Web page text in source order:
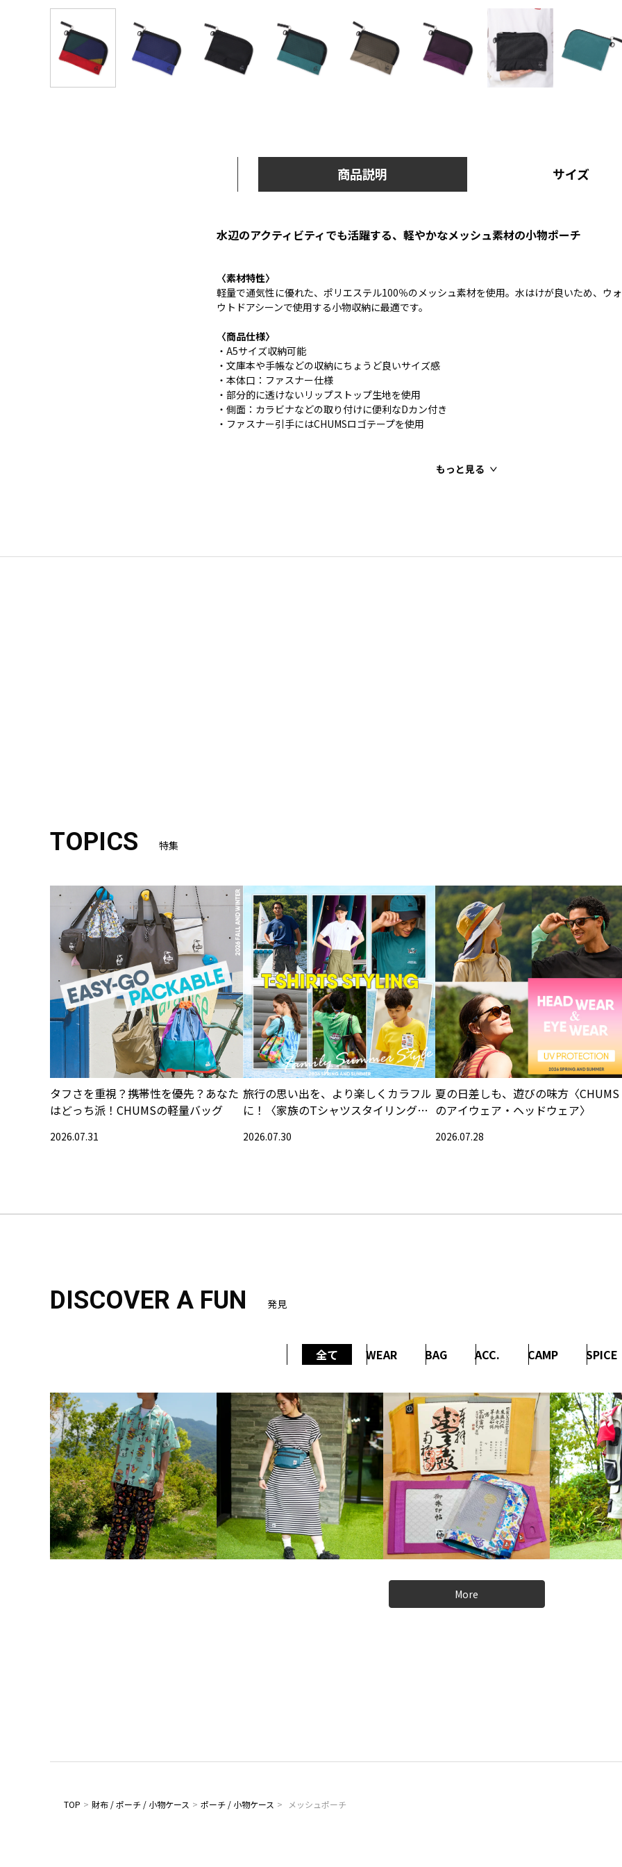
商品説明 サイズ
水辺のアクティビティでも活躍する、軽やかなメッシュ素材の小物ポーチ
〈素材特性〉
軽量で通気性に優れた、ポリエステル100％のメッシュ素材を使用。水はけが良いため、ウ
ウトドアシーンで使用する小物収納に最適です。
〈商品仕様〉
・A5サイズ収納可能
・文庫本や手帳などの収納にちょうど良いサイズ感
・本体口：ファスナー仕様
・部分的に透けないリップストップ生地を使用
・側面：カラビナなどの取り付けに便利なDカン付き
・ファスナー引手にはCHUMSロゴテープを使用
もっと見る
TOPICS 特集
タフさを重視？携帯性を優先？あなた
はどっち派！CHUMSの軽量バッグ
2026.07.31
旅行の思い出を、より楽しくカラフル
に！〈家族のTシャツスタイリング特
2026.07.30
夏の日差しも、遊びの味方〈CHUMS
のアイウェア・ヘッドウェア〉
2026.07.28
DISCOVER A FUN 発見
全て WEAR BAG ACC. CAMP SPICE
More
TOP > 財布 / ポーチ / 小物ケース > ポーチ / 小物ケース > メッシュポーチ